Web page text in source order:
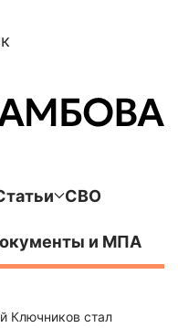
СВО
и МПА
Ключников стал